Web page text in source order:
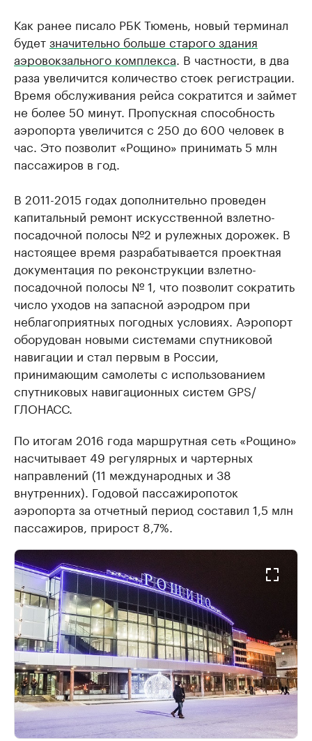
Как ранее писало РБК Тюмень, новый терминал
будетзначительно больше старого здания
аэровокзального комплекса. В частности, в два
раза увеличится количество стоек регистрации.
Время обслуживания рейса сократится и займет
не более 50 минут. Пропускная способность
аэропорта увеличится с 250 до 600 человек в
час. Это позволит «Рощино» принимать 5 млн
пассажиров в год.
В 2011-2015 годах дополнительно проведен
капитальный ремонт искусственной взлетно-
посадочной полосы №2 и рулежных дорожек. В
настоящее время разрабатывается проектная
документация по реконструкции взлетно-
посадочной полосы № 1, что позволит сократить
число уходов на запасной аэродром при
неблагоприятных погодных условиях. Аэропорт
оборудован новыми системами спутниковой
навигации и стал первым в России,
принимающим самолеты с использованием
спутниковых навигационных систем GPS/
ГЛОНАСС.
По итогам 2016 года маршрутная сеть «Рощино»
насчитывает 49 регулярных и чартерных
направлений (11 международных и 38
внутренних). Годовой пассажиропоток
аэропорта за отчетный период составил 1,5 млн
пассажиров, прирост 8,7%.